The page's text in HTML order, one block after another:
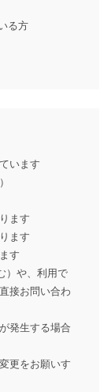
る方
います
ます
ます
す
）や、利用で
接お問い合わ
発生する場合
更をお願いす